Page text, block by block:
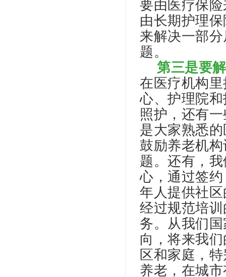
要由医疗保
由长期护理
来解决一部
题。
第三是要
在医疗机构
心、护理院
照护，还有
是大家熟悉
鼓励养老机
题。还有，
心，通过签
年人提供社
经过规范培
务。从我们
向，将来我
区和家庭，
养老，在城